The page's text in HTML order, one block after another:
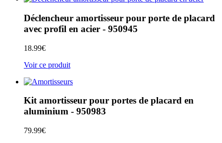
Déclencheur amortisseur pour porte de placard
avec profil en acier - 950945
18.99€
Voir ce produit
Kit amortisseur pour portes de placard en
aluminium - 950983
79.99€